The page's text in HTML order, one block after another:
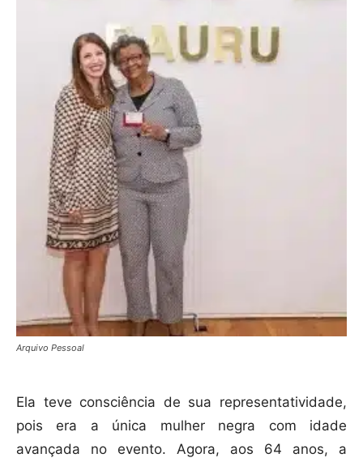
Arquivo Pessoal
Ela teve consciência de sua representatividade,
pois era a única mulher negra com idade
avançada no evento. Agora, aos 64 anos, a